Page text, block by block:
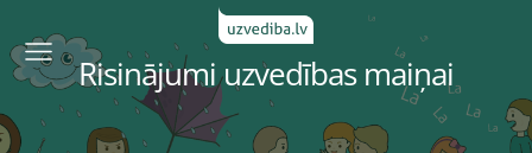
Risinājumi uzvedības maiņai